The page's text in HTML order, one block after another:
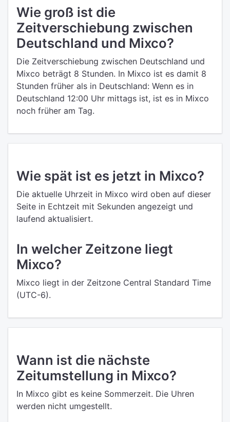
Wie groß ist die
Zeitverschiebung zwischen
Deutschland und Mixco?
Die Zeitverschiebung zwischen Deutschland und
Mixco beträgt 8 Stunden. In Mixco ist es damit 8
Stunden früher als in Deutschland: Wenn es in
Deutschland 12:00 Uhr mittags ist, ist es in Mixco
noch früher am Tag.
Wie spät ist es jetzt in Mixco?
Die aktuelle Uhrzeit in Mixco wird oben auf dieser
Seite in Echtzeit mit Sekunden angezeigt und
laufend aktualisiert.
In welcher Zeitzone liegt
Mixco?
Mixco liegt in der Zeitzone Central Standard Time
(UTC-6).
Wann ist die nächste
Zeitumstellung in Mixco?
In Mixco gibt es keine Sommerzeit. Die Uhren
werden nicht umgestellt.